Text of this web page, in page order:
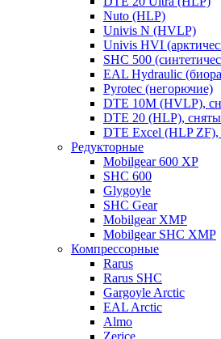
Nuto (HLP)
Univis N (HVLP)
Univis HVI
SHC 500
EAL Hydraulic
Pyrotec (негорючие)
DTE 10M (HVLP),
DTE 20 (HLP), сняты
DTE Excel (HLP ZF),
Редукторные
Mobilgear 600 XP
SHC 600
Glygoyle
SHC Gear
Mobilgear XMP
Mobilgear SHC XMP
Компрессорные
Rarus
Rarus SHC
Gargoyle Arctic
EAL Arctic
Almo
Zerice